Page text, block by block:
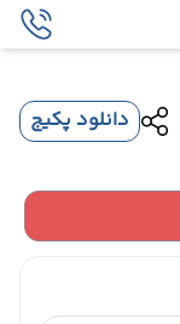
دانلود پکیج